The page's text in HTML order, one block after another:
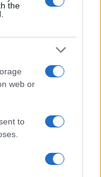
the
web or
to